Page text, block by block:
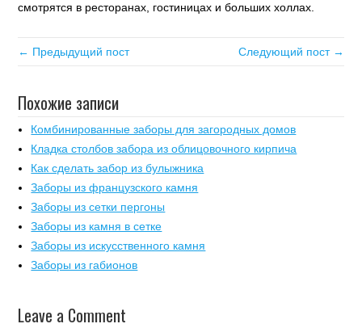
смотрятся в ресторанах, гостиницах и больших холлах.
← Предыдущий пост Следующий пост →
Похожие записи
Комбинированные заборы для загородных домов
Кладка столбов забора из облицовочного кирпича
Как сделать забор из булыжника
Заборы из французского камня
Заборы из сетки пергоны
Заборы из камня в сетке
Заборы из искусственного камня
Заборы из габионов
Leave a Comment